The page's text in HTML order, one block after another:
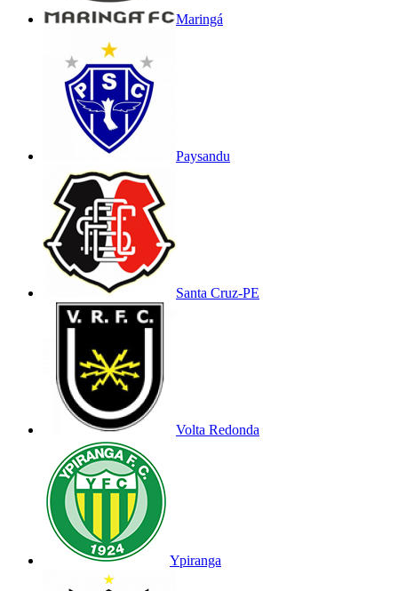
Maringá
Paysandu
Santa Cruz-PE
Volta Redonda
Ypiranga